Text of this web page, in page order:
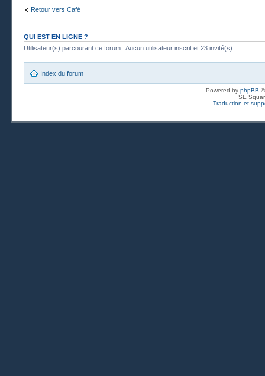
Retour vers Café
QUI EST EN LIGNE ?
Utilisateur(s) parcourant ce forum : Aucun utilisateur inscrit et 23 invité(s)
Index du forum
Powered by phpBB
SE
Traduction et